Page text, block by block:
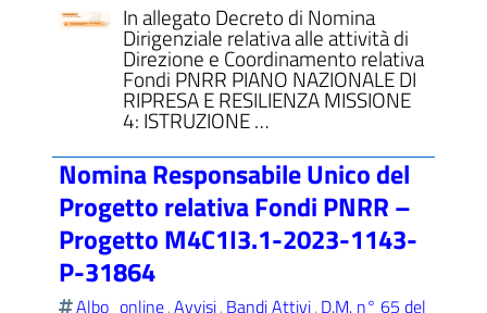
In allegato Decreto di Nomina
Dirigenziale relativa alle attività di
Direzione e Coordinamento relativa
Fondi PNRR PIANO NAZIONALE DI
RIPRESA E RESILIENZA MISSIONE
4: ISTRUZIONE …
Nomina Responsabile Unico del
Progetto relativa Fondi PNRR –
Progetto M4C1I3.1-2023-1143-
P-31864
Albo_online,Avvisi, Bandi Attivi, D.M. n° 65 del